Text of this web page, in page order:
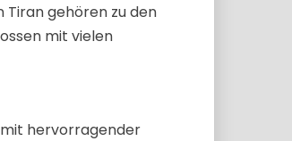
Tiran gehören zu den
mit vielen
mit hervorragender